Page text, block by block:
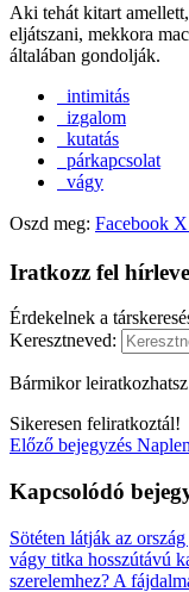
Aki tehát kitart
eljátszani, mekkora
általában gondolják.
intimitás
izgalom
kutatás
párkapcsolat
vágy
Oszd meg: Facebook X
Iratkozz fel
Érdekelnek a
Keresztneved:
Bármikor
Sikeresen feliratkoztál!
Előző bejegyzés
Kapcsolódó
Sötéten látják az
vágy titka hosszútávú
szerelemhez? A